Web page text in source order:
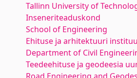
Tallinn University of
Inseneriteaduskond
School of Engineering
Ehituse ja arhitektuuri
Department of Civil
Teedeehituse ja geodeesia